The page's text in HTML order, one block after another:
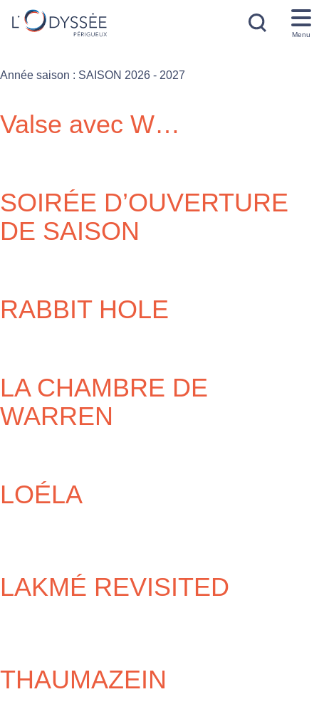
Menu
Année saison : SAISON 2026 - 2027
Valse avec W…
SOIRÉE D’OUVERTURE
DE SAISON
RABBIT HOLE
LA CHAMBRE DE
WARREN
LOÉLA
LAKMÉ REVISITED
THAUMAZEIN